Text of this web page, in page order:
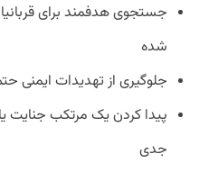
جستجوی هدفمند برای
شده
جلوگیری از تهدیدات ایمنی
پیدا کردن یک مرتکب جنایت
جدی